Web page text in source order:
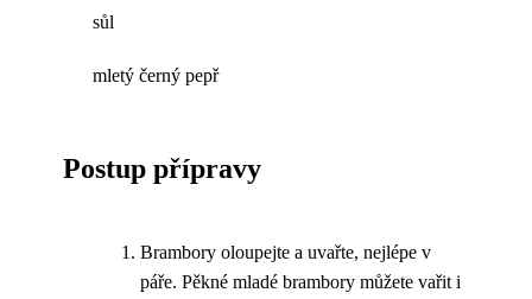
sůl
mletý černý pepř
Postup přípravy
Brambory oloupejte a uvařte, nejlépe v
páře. Pěkné mladé brambory můžete vařit i